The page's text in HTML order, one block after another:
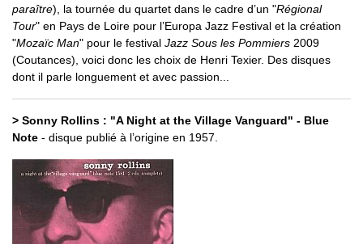
paraître), la tournée du quartet dans le cadre d’un "Régional
Tour" en Pays de Loire pour l’Europa Jazz Festival et la création
"Mozaïc Man" pour le festival Jazz Sous les Pommiers 2009
(Coutances), voici donc les choix de Henri Texier. Des disques
dont il parle longuement et avec passion...
> Sonny Rollins : "A Night at the Village Vanguard" - Blue
Note - disque publié à l’origine en 1957.